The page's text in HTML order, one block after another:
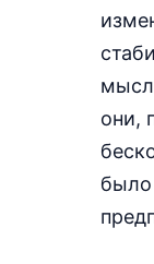
они,
было